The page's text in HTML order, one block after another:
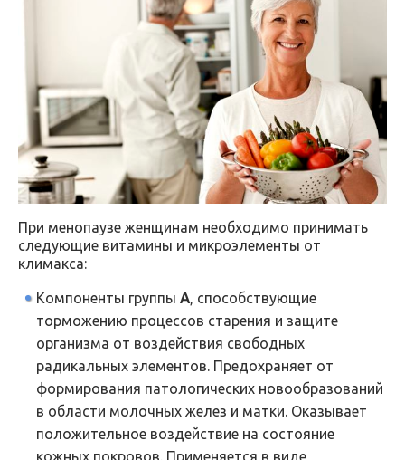
При менопаузе женщинам необходимо принимать
следующие витамины и микроэлементы от
климакса:
Компоненты группы А, способствующие
торможению процессов старения и защите
организма от воздействия свободных
радикальных элементов. Предохраняет от
формирования патологических новообразований
в области молочных желез и матки. Оказывает
положительное воздействие на состояние
кожных покровов. Применяется в виде